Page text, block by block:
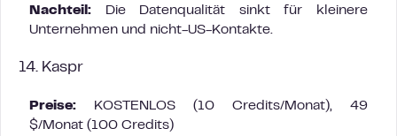
Nachteil: Die Datenqualität sinkt für kleinere
Unternehmen und nicht-US-Kontakte.
14. Kaspr
Preise: KOSTENLOS (10 Credits/Monat), 49
$/Monat (100 Credits)